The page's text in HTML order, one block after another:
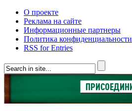
О проекте
Реклама на сайте
Информационные партнеры
Политика конфиденциальности
RSS for Entries